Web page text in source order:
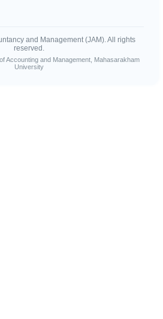
and Management (JAM). All rights
reserved.
Accounting and Management, Mahasarakham
University